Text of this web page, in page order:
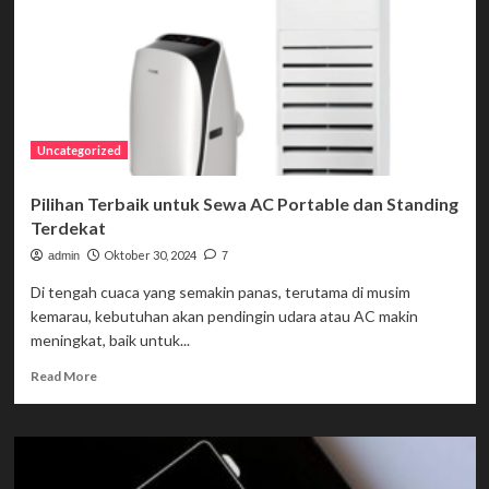
Uncategorized
Pilihan Terbaik untuk Sewa AC Portable dan Standing
Terdekat
admin Oktober 30, 2024 7
Di tengah cuaca yang semakin panas, terutama di musim
kemarau, kebutuhan akan pendingin udara atau AC makin
meningkat, baik untuk...
Read MoreRead
Pilihan